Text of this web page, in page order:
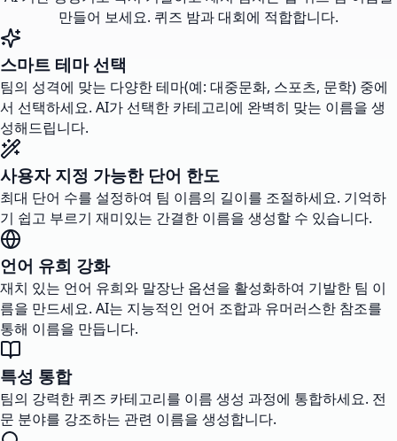
만들어 보세요. 퀴즈 밤과 대회에 적합합니다.
스마트 테마 선택
팀의 성격에 맞는 다양한 테마(예: 대중문화, 스포츠, 문학) 중에
서 선택하세요. AI가 선택한 카테고리에 완벽히 맞는 이름을 생
성해드립니다.
사용자 지정 가능한 단어 한도
최대 단어 수를 설정하여 팀 이름의 길이를 조절하세요. 기억하
기 쉽고 부르기 재미있는 간결한 이름을 생성할 수 있습니다.
언어 유희 강화
재치 있는 언어 유희와 말장난 옵션을 활성화하여 기발한 팀 이
름을 만드세요. AI는 지능적인 언어 조합과 유머러스한 참조를
통해 이름을 만듭니다.
특성 통합
팀의 강력한 퀴즈 카테고리를 이름 생성 과정에 통합하세요. 전
문 분야를 강조하는 관련 이름을 생성합니다.